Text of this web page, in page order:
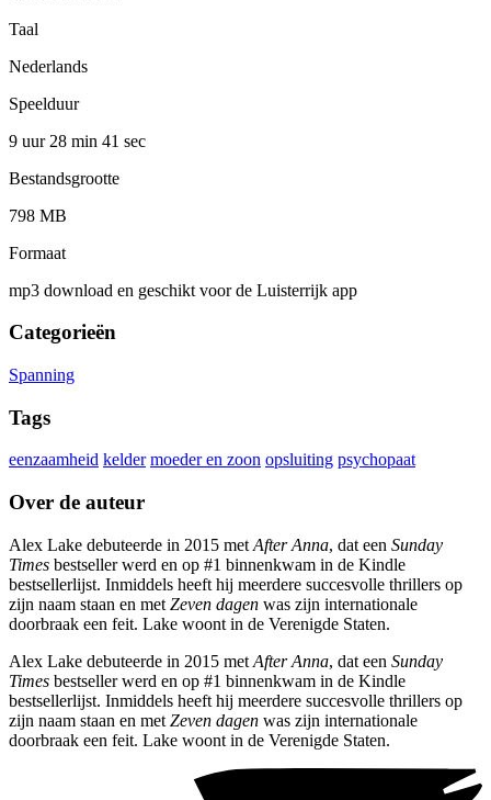
Taal
Nederlands
Speelduur
9 uur 28 min 41 sec
Bestandsgrootte
798 MB
Formaat
mp3 download en geschikt voor de Luisterrijk app
Categorieën
Spanning
Tags
eenzaamheid kelder moeder en zoon opsluiting psychopaat
Over de auteur
Alex Lake debuteerde in 2015 met After Anna, dat een Sunday
Times bestseller werd en op #1 binnenkwam in de Kindle
bestsellerlijst. Inmiddels heeft hij meerdere succesvolle thrillers op
zijn naam staan en met Zeven dagen was zijn internationale
doorbraak een feit. Lake woont in de Verenigde Staten.
Alex Lake debuteerde in 2015 met After Anna, dat een Sunday
Times bestseller werd en op #1 binnenkwam in de Kindle
bestsellerlijst. Inmiddels heeft hij meerdere succesvolle thrillers op
zijn naam staan en met Zeven dagen was zijn internationale
doorbraak een feit. Lake woont in de Verenigde Staten.